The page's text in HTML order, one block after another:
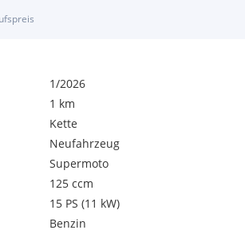
1/2026
1 km
Kette
Neufahrzeug
Supermoto
125 ccm
15 PS (11 kW)
Benzin